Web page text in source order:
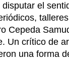
el
Cepeda
Un crítico de
una forma